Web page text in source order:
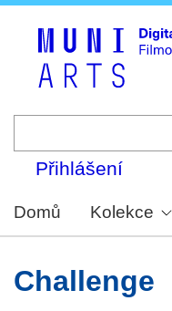
Přihlášení
Domů Kolekce
Challenge